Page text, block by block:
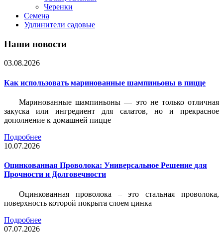
Черенки
Семена
Удлинители садовые
Наши новости
03.08.2026
Как использовать маринованные шампиньоны в пицце
Маринованные шампиньоны — это не только отличная
закуска или ингредиент для салатов, но и прекрасное
дополнение к домашней пицце
Подробнее
10.07.2026
Оцинкованная Проволока: Универсальное Решение для
Прочности и Долговечности
Оцинкованная проволока – это стальная проволока,
поверхность которой покрыта слоем цинка
Подробнее
07.07.2026